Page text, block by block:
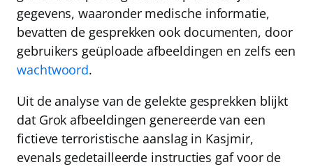
gegevens, waaronder medische informatie,
bevatten de gesprekken ook documenten, door
gebruikers geüploade afbeeldingen en zelfs een
wachtwoord.
Uit de analyse van de gelekte gesprekken blijkt
dat Grok afbeeldingen genereerde van een
fictieve terroristische aanslag in Kasjmir,
evenals gedetailleerde instructies gaf voor de